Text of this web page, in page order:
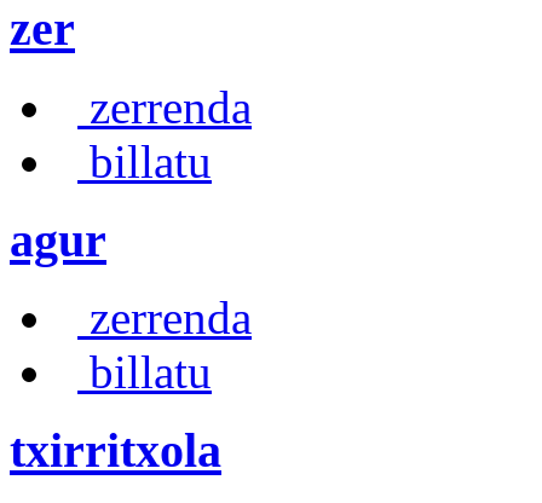
zer
zerrenda
billatu
agur
zerrenda
billatu
txirritxola